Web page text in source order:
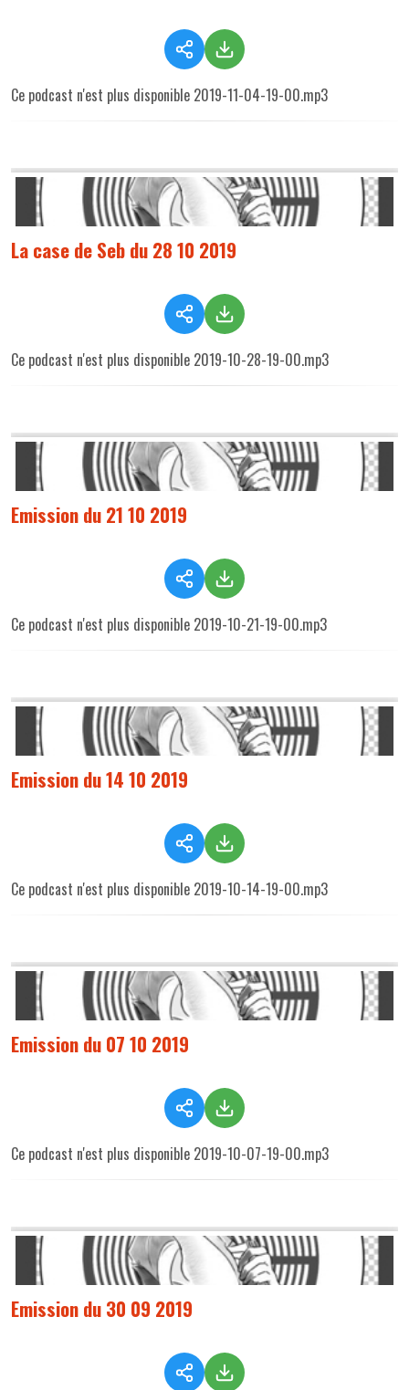
Ce podcast n'est plus disponible 2019-11-04-19-00.mp3
La case de Seb du 28 10 2019
Ce podcast n'est plus disponible 2019-10-28-19-00.mp3
Emission du 21 10 2019
Ce podcast n'est plus disponible 2019-10-21-19-00.mp3
Emission du 14 10 2019
Ce podcast n'est plus disponible 2019-10-14-19-00.mp3
Emission du 07 10 2019
Ce podcast n'est plus disponible 2019-10-07-19-00.mp3
Emission du 30 09 2019